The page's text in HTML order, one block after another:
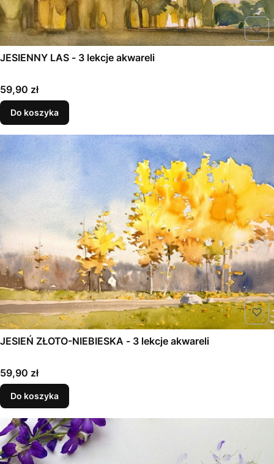
JESIENNY LAS - 3 lekcje akwareli
Cena
59,90 zł
Do koszyka
JESIEŃ ZŁOTO-NIEBIESKA - 3 lekcje akwareli
Cena
59,90 zł
Do koszyka